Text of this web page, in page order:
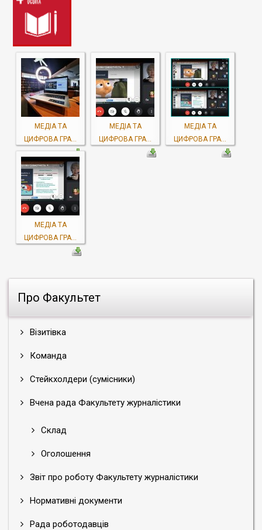
Про Факультет
Візитівка
Команда
Стейкхолдери (сумісники)
Вчена рада Факультету журналістики
Склад
Оголошення
Звіт про роботу Факультету журналістики
Нормативні документи
Рада роботодавців
МЕДІА ТА
ЦИФРОВА ГРА...
МЕДІА ТА
ЦИФРОВА ГРА...
МЕДІА ТА
ЦИФРОВА ГРА...
МЕДІА ТА
ЦИФРОВА ГРА...